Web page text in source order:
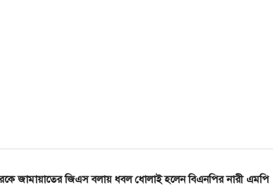
জামায়াতের জিএস বলায় ধবল ধোলাই হলেন বিএনপির নারী এমপি